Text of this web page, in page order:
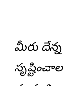
మీరు